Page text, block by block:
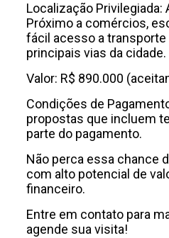
Localização Privilegiada:
Próximo a comércios,
fácil acesso a transporte
principais vias da cidade.
Valor: R$ 890.000
Condições de
propostas que incluem
parte do pagamento.
Não perca essa chance
com alto potencial de
financeiro.
Entre em contato para
agende sua visita!